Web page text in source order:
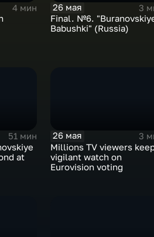
4 мин
26 мая
3
Final. №6.
Babushki" (Russia)
51 мин
at
26 мая
3
Millions TV viewers
vigilant watch on
Eurovision voting